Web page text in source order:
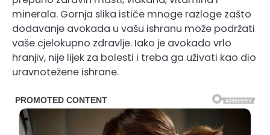
minerala. Gornja slika ističe mnoge razloge zašto
dodavanje avokada u vašu ishranu može podržati
vaše cjelokupno zdravlje. Iako je avokado vrlo
hranjiv, nije lijek za bolesti i treba ga uživati ​​kao dio
uravnotežene ishrane.